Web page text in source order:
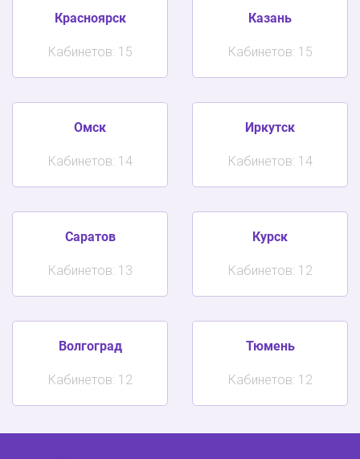
Красноярск
Кабинетов: 15
Казань
Кабинетов: 15
Омск
Кабинетов: 14
Иркутск
Кабинетов: 14
Саратов
Кабинетов: 13
Курск
Кабинетов: 12
Волгоград
Кабинетов: 12
Тюмень
Кабинетов: 12